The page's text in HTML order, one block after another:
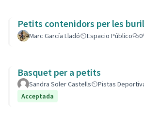
Petits contenidors per les
Marc García Lladó Espacio Público 0
Basquet per a petits
Sandra Soler Castells Pistas
Acceptada